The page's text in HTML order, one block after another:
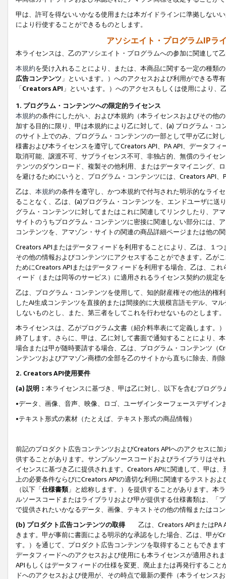
甲は、許可を得ないいかなる使用または本ガイドラインに準拠しない
により行使することができるものとします。
アソシエイト・プログラムIPラ
本ライセンスは、乙のアソシエイト・プログラムへの参加に関連して
本規約を受け入れることにより、または、本商品に関する一定の種類
広告コンテンツ 」といいます。）へのアクセスおよび利用ができる専
「Creators API 」といいます。）へのアクセスもしくは使用により
1. プログラム・コンテンツへの限定的ライセンス
本規約の条件にしたがい、および本規約（本ライセンスおよびその他
加する目的に限り、甲は本規約により乙に対して、(a) プログラム・
のサイト上でのみ、プログラム・コンテンツの一部として甲が乙に対
様書および本ライセンスを遵守してCreators API、PA API、データフ
取消可能、譲渡不可、サブライセンス不可、非独占的、無償のライセ
テンツのダウンロード、複製その他利用、またはデータマイニング、
を避けるためにいうと、プログラム・コンテンツには、Creators API
乙は、 本規約の条件を遵守し、かつ本規約で付与された明示的なライ
ることなく、乙は、(a)プログラム・コンテンツを、エンドユーザに
グラム・コンテンツに対してまたはこれに関連してリンクしたり、ア
サイトのうちプログラム・コンテンツに密接に関連しない部分には、
コンテンツを、アマゾン・サイトの関連の商品詳細ページまたは他の
Creators APIまたはデータフィードを利用することにより、乙は、１
その他の情報およびコンテンツにアクセスすることができます。乙が
ためにCreators APIまたはデータフィードを利用する場合、乙は、こ
ィード（または同等のサービス）に適用されるライセンス契約の規定
乙は、プログラム・コンテンツを使用して、知的財産権その他法的権
したAI生成コンテンツを直接的または間接的に大規模言語モデル、マ
しないものとし、また、第三者をしてこれを行わせないものとします。
本ライセンスは、乙がプログラム文書（紹介料率表にて定義します。
終了します。さらに、甲は、乙に対して書面で通知することにより、
場合または甲が随時要請する場合、乙は、プログラム・コンテンツ（
ンテンツおよびアマゾン商標の全部を乙のサイトから直ちに除去、削
2. Creators API使用要件
(a) 説明： 本ライセンスに基づき、甲は乙に対し、以下を含むプログ
•データ、画像、音声、映像、ロゴ、ユーザインターフェースデザイ
•テキスト形式の素材（たとえば、テキスト形式の商品情報）
前記のプロダクト広告コンテンツおよびCreators APIへのアクセスに
供することがあります。サンプルソースコードおよびライブラリはそ
イセンスに基づき乙に提供されます。Creators APIに関連して、甲は
上の必要条件ならびにCreators APIの適切な利用に関連するテストお
（以下「仕様書類」と総称します。）を提供することがあります。本
ルソースコードまたはライブラリおよび甲が提供する仕様書類は、「
で提供されたいかなるデータ、画像、テキストその他の情報またはコ
(b) プロダクト広告コンテンツの取得
乙は、Creators APIまたはPA
きます。甲が事前に書面による明示的な承認をした場合、乙は、甲が
す。）を通じて、プロダクト広告コンテンツを取得することもできま
データフィードへのアクセスおよび使用にも本ライセンスが適用され
APIもしくはデータフィードの仕様を変更、廃止または再発行するこ
ドへのアクセスおよび使用が、その時点で最新の要件（本ライセン